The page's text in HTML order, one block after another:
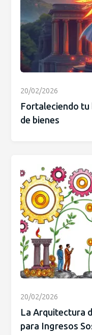
20/02/2026
Fortaleciendo
de bienes
20/02/2026
La Arquitectura
para Ingresos